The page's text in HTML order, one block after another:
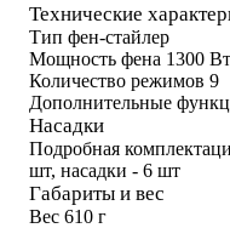
Технические
Тип фен-стайлер
Мощность фена 1300 Вт
Количество режимов 9
Дополнительные
Насадки
Подробная
шт, насадки - 6 шт
Габариты и вес
Вес 610 г